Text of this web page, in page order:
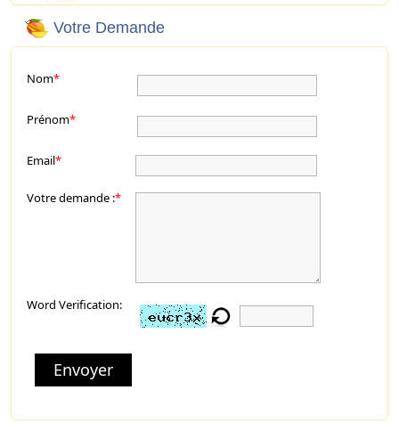
Votre Demande
Nom*
Prénom*
Email*
Votre demande :*
Word Verification:
Envoyer